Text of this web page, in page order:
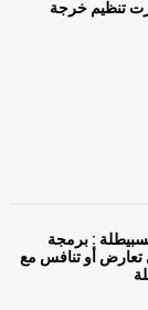
تنظيم خرجة
: برمجة
تعارض أو تنافس مع